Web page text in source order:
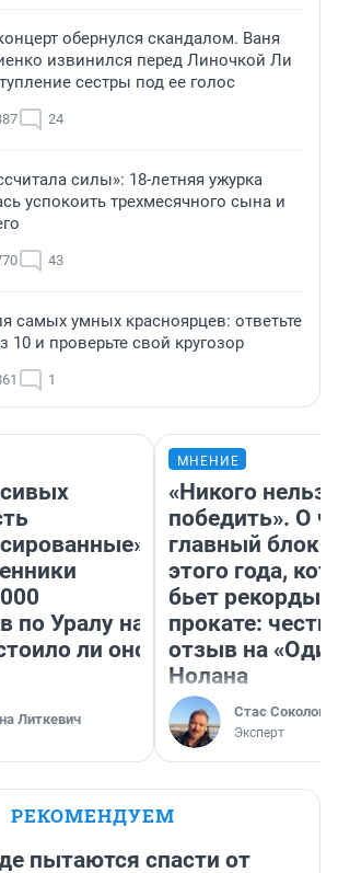
обернулся скандалом. Ваня
извинился перед Линочкой Ли
сестры под ее голос
24
силы»: 18-летняя ужурка
успокоить трехмесячного сына и
43
самых умных красноярцев: ответьте
10 и проверьте свой кругозор
1
по Уралу на
ли оно
Литкевич
МНЕНИЕ
«Никого нельзя
победить». О
главный
этого года,
бьет рекорды в
прокате:
отзыв на
Нолана
Стас Соколов
Эксперт
РЕКОМЕНДУЕМ
пытаются спасти от